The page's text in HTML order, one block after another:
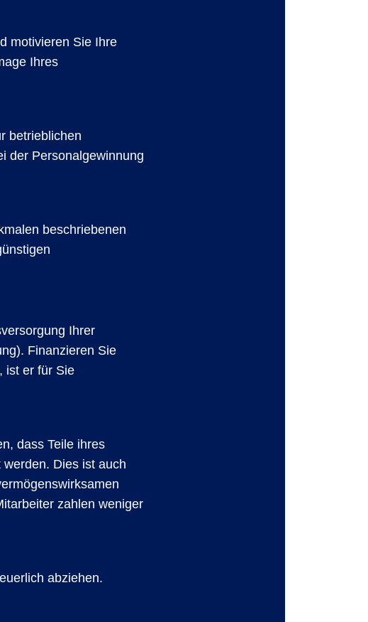
motivieren Sie Ihre
Ihres
betrieblichen
der Personalgewinnung
beschriebenen
Ihrer
Finanzieren Sie
ist er für Sie
dass Teile ihres
Dies ist auch
zahlen weniger
abziehen.